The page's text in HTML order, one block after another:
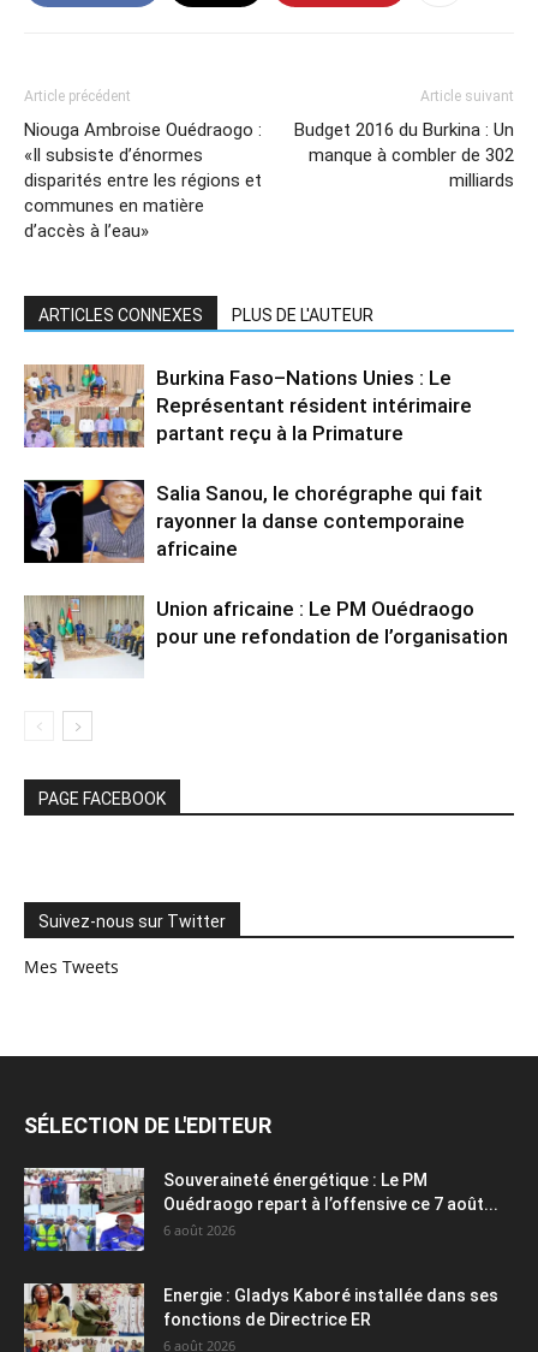
Article précédent
Niouga Ambroise Ouédraogo :
«Il subsiste d’énormes
disparités entre les régions et
communes en matière
d’accès à l’eau»
Article suivant
Budget 2016 du Burkina : Un
manque à combler de 302
milliards
ARTICLES CONNEXES PLUS DE L'AUTEUR
Burkina Faso–Nations Unies : Le
Représentant résident intérimaire
partant reçu à la Primature
Salia Sanou, le chorégraphe qui fait
rayonner la danse contemporaine
africaine
Union africaine : Le PM Ouédraogo
pour une refondation de l’organisation
PAGE FACEBOOK
Suivez-nous sur Twitter
Mes Tweets
SÉLECTION DE L'EDITEUR
Souveraineté énergétique : Le PM
Ouédraogo repart à l’offensive ce 7 août...
6 août 2026
Energie : Gladys Kaboré installée dans ses
fonctions de Directrice ER
6 août 2026